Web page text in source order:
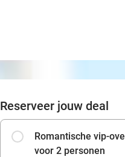
Reserveer jouw deal
Romantische vip-
voor 2 personen